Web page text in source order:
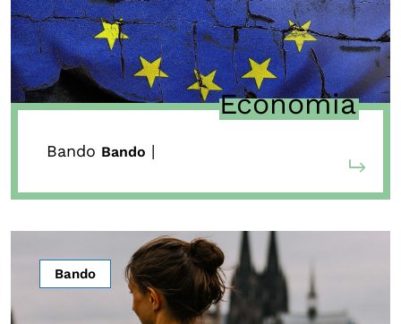
Economia
Bando Bando |
Bando